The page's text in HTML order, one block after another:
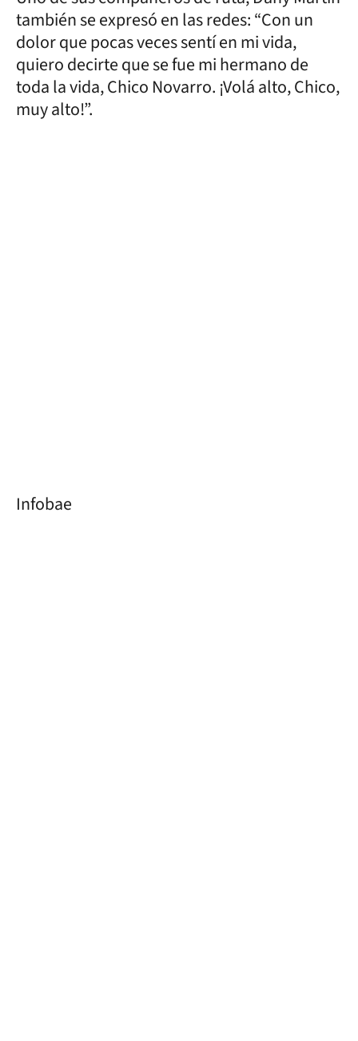
también se expresó en las redes: “Con un
dolor que pocas veces sentí en mi vida,
quiero decirte que se fue mi hermano de
toda la vida, Chico Novarro. ¡Volá alto, Chico,
muy alto!”.
Infobae